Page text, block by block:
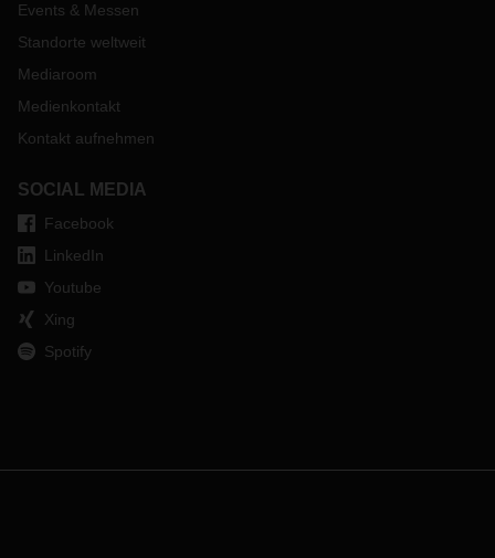
Events & Messen
Standorte weltweit
Mediaroom
Medienkontakt
Kontakt aufnehmen
SOCIAL MEDIA
Facebook
LinkedIn
Youtube
Xing
Spotify